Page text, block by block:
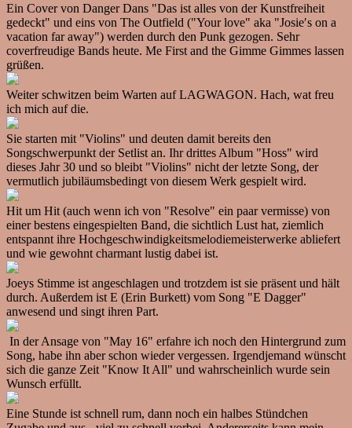
Ein Cover von Danger Dans "Das ist alles von der Kunstfreiheit
gedeckt" und eins von The Outfield ("Your love" aka "Josie′s on a
vacation far away") werden durch den Punk gezogen. Sehr
coverfreudige Bands heute. Me First and the Gimme Gimmes lassen
grüßen.
Weiter schwitzen beim Warten auf LAGWAGON. Hach, wat freu
ich mich auf die.
Sie starten mit "Violins" und deuten damit bereits den
Songschwerpunkt der Setlist an. Ihr drittes Album "Hoss" wird
dieses Jahr 30 und so bleibt "Violins" nicht der letzte Song, der
vermutlich jubiläumsbedingt von diesem Werk gespielt wird.
Hit um Hit (auch wenn ich von "Resolve" ein paar vermisse) von
einer bestens eingespielten Band, die sichtlich Lust hat, ziemlich
entspannt ihre Hochgeschwindigkeitsmelodiemeisterwerke abliefert
und wie gewohnt charmant lustig dabei ist.
Joeys Stimme ist angeschlagen und trotzdem ist sie präsent und hält
durch. Außerdem ist E (Erin Burkett) vom Song "E Dagger"
anwesend und singt ihren Part.
In der Ansage von "May 16" erfahre ich noch den Hintergrund zum
Song, habe ihn aber schon wieder vergessen. Irgendjemand wünscht
sich die ganze Zeit "Know It All" und wahrscheinlich wurde sein
Wunsch erfüllt.
Eine Stunde ist schnell rum, dann noch ein halbes Stündchen